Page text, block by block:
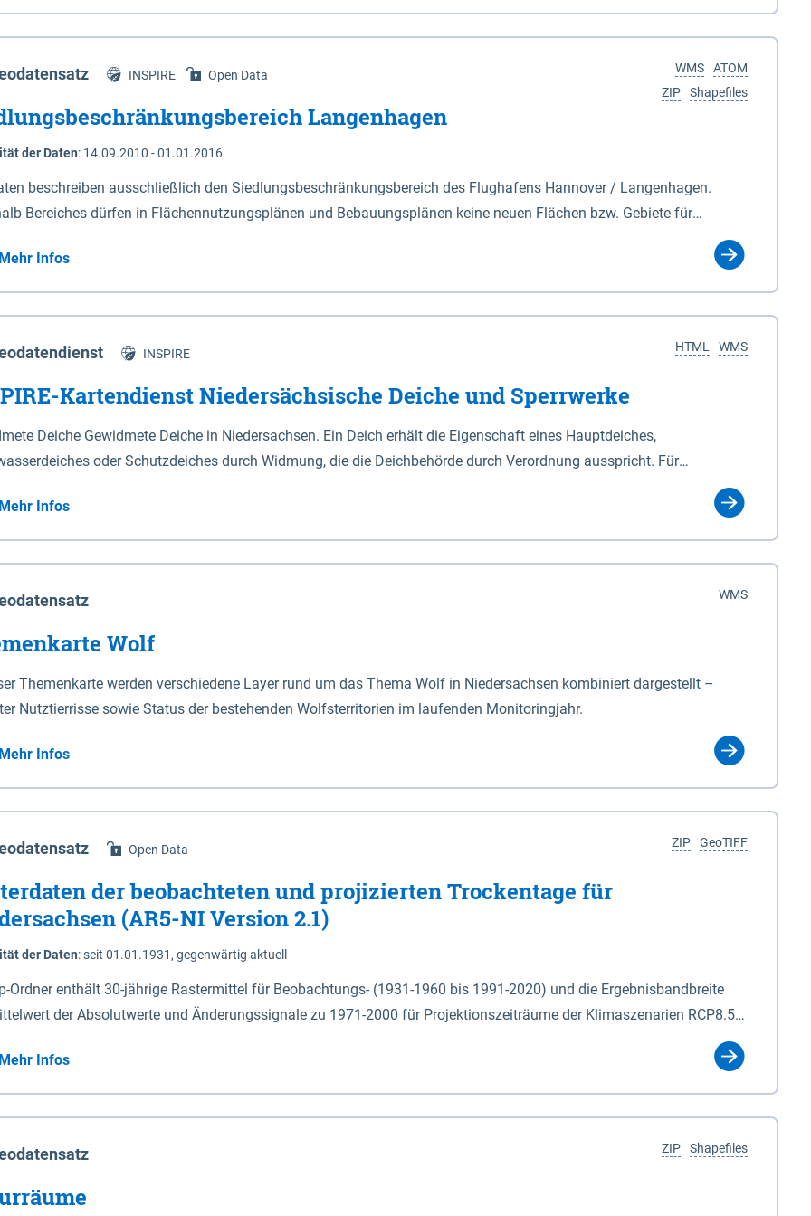
Niedersachsen (vgl. Abb. 4-1) entlang der Elbe zwischen Schnackenburg im Osten und Hohnstorf (Elbe) im Westen
472,5 bei Schnackenburg bis 569 bei Lauenburg). Das Biosphärenreservat umfasst Teile der Landkreise
Dannenberg und Lüneburg.
ATOM
WMS
Shapefiles
ZIP
INSPIRE Open Data
Langenhagen
der Daten: 14.09.2010 - 01.01.2016
beschreiben ausschließlich den Siedlungsbeschränkungsbereich des Flughafens Hannover / Langenhagen.
Bereiches dürfen in Flächennutzungsplänen und Bebauungsplänen keine neuen Flächen bzw. Gebiete für
Mehr Infos
WMS
HTML
INSPIRE
Kartendienst Niedersächsische Deiche und Sperrwerke
Deiche Gewidmete Deiche in Niedersachsen. Ein Deich erhält die Eigenschaft eines Hauptdeiches,
oder Schutzdeiches durch Widmung, die die Deichbehörde durch Verordnung ausspricht. Für
Deiche gelten die Bestimmungen des Niedersächsischen Deichgesetzes (NDG). Die Widmung "2.Deichlinie" ist
Sperrwerke Sperrwerke sind Bauwerke mit Sperrvorrichtungen in Tidegewässern, die dem
eines Gebietes vor erhöhten Tiden, vor allem vor Sturmfluten, zu dienen bestimmt sind (§2 Abs.3 NDG). Ein Bauwerk
Art erhält die Eigenschaft eines Sperrwerkes durch Widmung, die die Deichbehörde durch Verordnung
Mehr Infos
WMS
Wolf
Themenkarte werden verschiedene Layer rund um das Thema Wolf in Niedersachsen kombiniert dargestellt –
Nutztierrisse sowie Status der bestehenden Wolfsterritorien im laufenden Monitoringjahr.
Mehr Infos
GeoTIFF
ZIP
Open Data
der beobachteten und projizierten Trockentage für
(AR5-NI Version 2.1)
der Daten:seit 01.01.1931, gegenwärtig aktuell
Ordner enthält 30-jährige Rastermittel für Beobachtungs- (1931-1960 bis 1991-2020) und die Ergebnisbandbreite
der Absolutwerte und Änderungssignale zu 1971-2000 für Projektionszeiträume der Klimaszenarien RCP8.5
(Jun. - Aug.) - au: Herbst (Sep. - Nov.) - wi: Winter (Dez. - Feb.) - hyr:
Jahr (Nov. - Okt.) - hsu: Hydrologisches Sommerhalbjahr (Mai - Okt.) - hwi: Hydrologisches Winterhalbjahr
- vd: Vegetationsruhe (Okt. - Mär.) Neben den Rasterdaten ist eine
zu den Dateinamen und für eine Darstellung im GIS eine Klassifizierung der Rasterdaten mit Klassenname und
code gegeben.
Mehr Infos
Shapefiles
ZIP